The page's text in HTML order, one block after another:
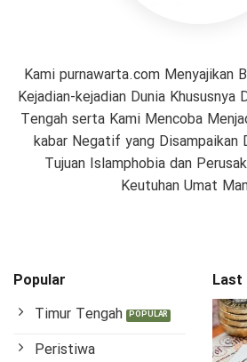
Kami purnawarta.com Menyajikan
Kejadian-kejadian Dunia Khususnya
Tengah serta Kami Mencoba
kabar Negatif yang Disampaikan
Tujuan Islamphobia dan
Keutuhan Umat
Popular
Timur Tengah
Peristiwa
Last